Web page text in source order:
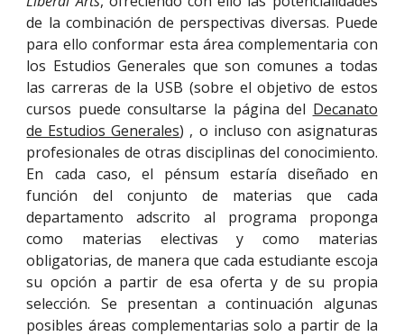
de la combinación de perspectivas diversas. Puede
para ello conformar esta área complementaria con
los Estudios Generales que son comunes a todas
las carreras de la USB (sobre el objetivo de estos
cursos puede consultarse la página del Decanato
de Estudios Generales) , o incluso con asignaturas
profesionales de otras disciplinas del conocimiento.
En cada caso, el pénsum estaría diseñado en
función del conjunto de materias que cada
departamento adscrito al programa proponga
como materias electivas y como materias
obligatorias, de manera que cada estudiante escoja
su opción a partir de esa oferta y de su propia
selección. Se presentan a continuación algunas
posibles áreas complementarias solo a partir de la